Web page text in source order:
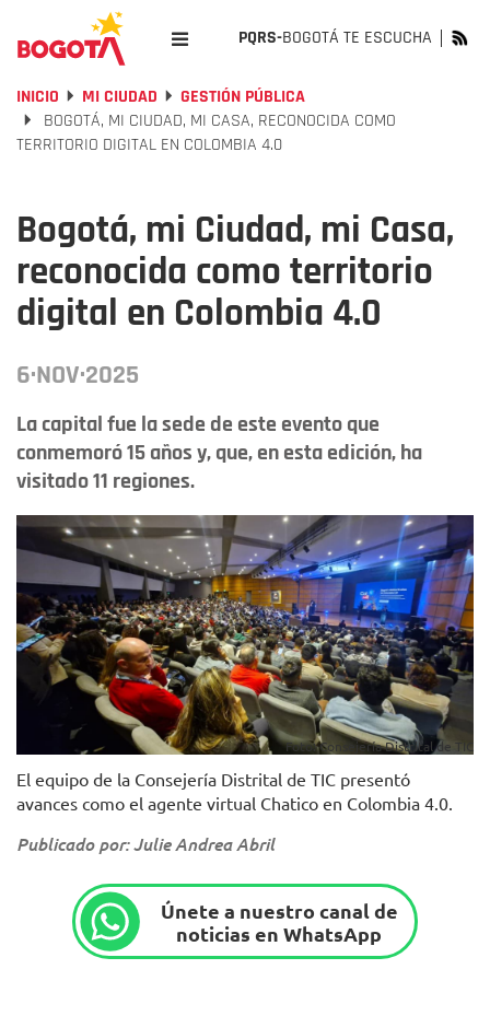
PQRS-BOGOTÁ TE ESCUCHA
INICIO MI CIUDAD
GESTIÓN PÚBLICA
BOGOTÁ, MI CIUDAD, MI CASA, RECONOCIDA COMO
TERRITORIO DIGITAL EN COLOMBIA 4.0
Bogotá, mi Ciudad, mi Casa,
reconocida como territorio
digital en Colombia 4.0
6·NOV·2025
La capital fue la sede de este evento que
conmemoró 15 años y, que, en esta edición, ha
visitado 11 regiones.
Foto: Consejería Distrital de TIC
El equipo de la Consejería Distrital de TIC presentó
avances como el agente virtual Chatico en Colombia 4.0.
Publicado por: Julie Andrea Abril
Únete a nuestro canal de
noticias en WhatsApp